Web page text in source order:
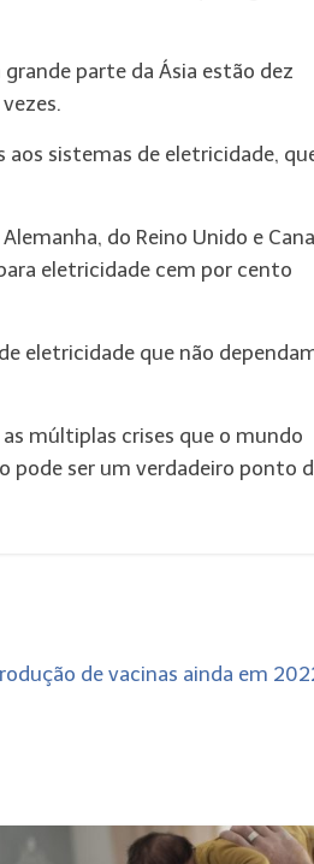
parte da Ásia estão dez
aos sistemas de eletricidade,
do Reino Unido e
eletricidade cem por cento
eletricidade que não
múltiplas crises que o mundo
pode ser um verdadeiro ponto
de vacinas ainda em